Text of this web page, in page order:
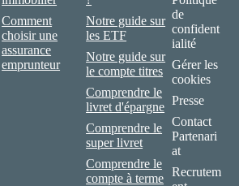
Comment
choisir une
assurance
emprunteur
Notre guide sur
les ETF
Notre guide sur
le compte titres
Comprendre le
livret d'épargne
Comprendre le
super livret
Comprendre le
compte à terme
de
confident
ialité
Gérer les
cookies
Presse
Contact
Partenari
at
Recrutem